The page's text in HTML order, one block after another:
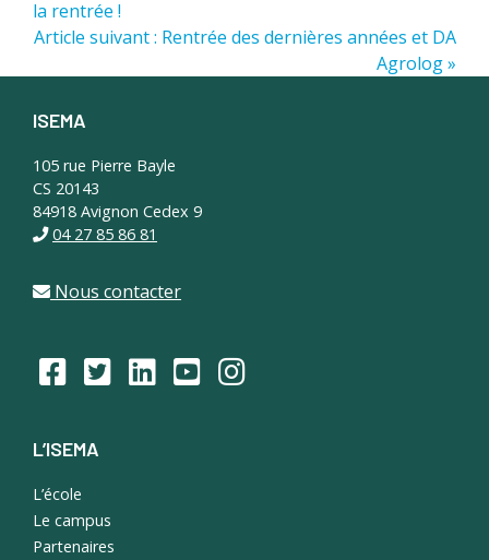
la rentrée !
Article suivant : Rentrée des dernières années et DA
Agrolog »
Footer
ISEMA
105 rue Pierre Bayle
CS 20143
84918 Avignon Cedex 9
04 27 85 86 81
Nous contacter
L’ISEMA
L’école
Le campus
Partenaires